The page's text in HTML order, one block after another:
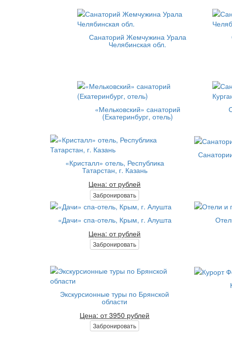
Санаторий Жемчужина Урала
Челябинская обл.
«Мельковский» санаторий
(Екатеринбург, отель)
«Кристалл» отель, Республика
Татарстан, г. Казань
Цена: от рублей
Забронировать
«Дачи» спа-отель, Крым, г. Алушта
Цена: от рублей
Забронировать
Экскурсионные туры по Брянской
области
Цена: от 3950 рублей
Забронировать